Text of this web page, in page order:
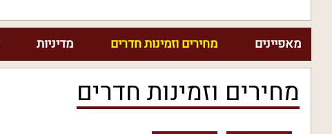
מאפיינים מחירים וזמינות חדרים מדיניות
מחירים וזמינות חדרים